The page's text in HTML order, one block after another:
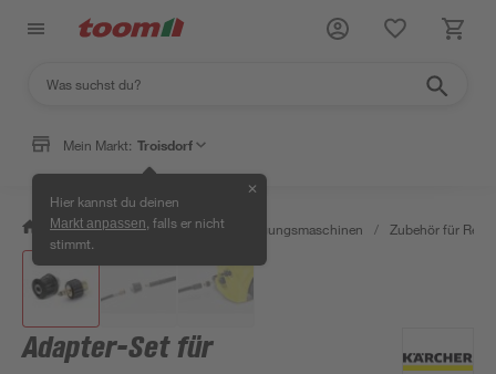
Mein Markt: Troisdorf
Hier kannst du deinen
Markt anpassen , falls er nicht
stimmt.
✕
/ Werkstatt & Maschinen / Reinigungsmaschinen / Zubehör für
Adapter-Set für